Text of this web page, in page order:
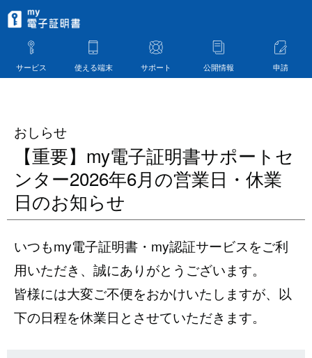
サービス 使える端末 サポート 公開情報 申請
おしらせ
【重要】my電子証明書サポートセ
ンター2026年6月の営業日・休業
日のお知らせ
いつもmy電子証明書・my認証サービスをご利
用いただき、誠にありがとうございます。
皆様には大変ご不便をおかけいたしますが、以
下の日程を休業日とさせていただきます。